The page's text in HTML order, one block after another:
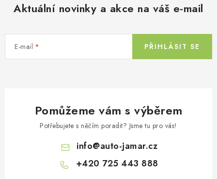
Aktuální novinky a akce na váš e-mail
E-mail PŘIHLÁSIT SE
Pomůžeme vám s výběrem
Potřebujete s něčím poradit? Jsme tu pro vás!
info@auto-jamar.cz
+420 725 443 888